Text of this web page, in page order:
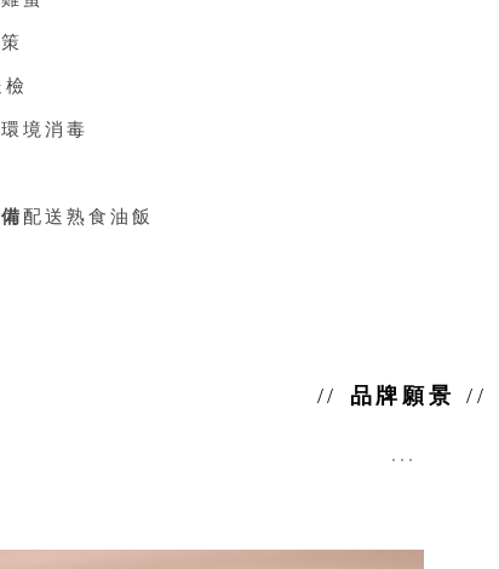
境消毒
配送熟食油飯
品牌願景